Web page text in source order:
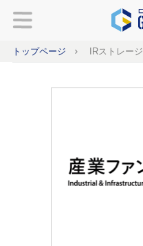
トップページ IRストレージ